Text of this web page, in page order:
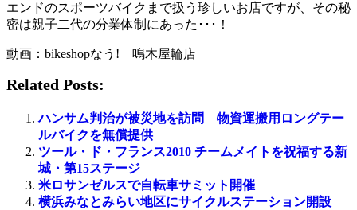
エンドのスポーツバイクまで扱う珍しいお店ですが、その秘
密は親子二代の分業体制にあった･･･！
動画：bikeshopなう! 鳴木屋輪店
Related Posts:
ハンサム判治が被災地を訪問 物資運搬用ロングテー
ルバイクを無償提供
ツール・ド・フランス2010 チームメイトを祝福する新
城・第15ステージ
米ロサンゼルスで自転車サミット開催
横浜みなとみらい地区にサイクルステーション開設